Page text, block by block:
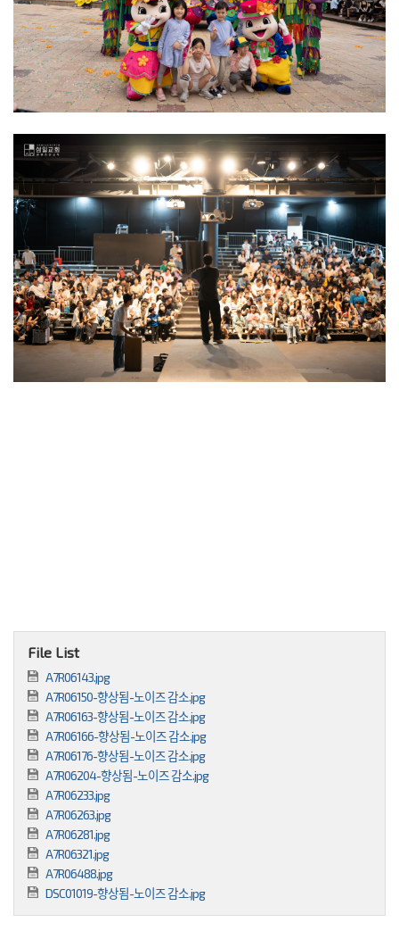
File List
A7R06143.jpg
A7R06150-향상됨-노이즈 감소.jpg
A7R06163-향상됨-노이즈 감소.jpg
A7R06166-향상됨-노이즈 감소.jpg
A7R06176-향상됨-노이즈 감소.jpg
A7R06204-향상됨-노이즈 감소.jpg
A7R06233.jpg
A7R06263.jpg
A7R06281.jpg
A7R06321.jpg
A7R06488.jpg
DSC01019-향상됨-노이즈 감소.jpg